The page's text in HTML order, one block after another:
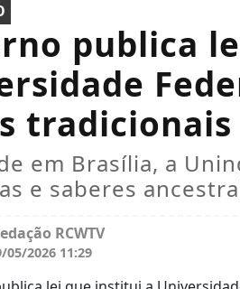
publica
tradicionais
em Brasília, a
e saberes
RCWTV
05/2026 11:29